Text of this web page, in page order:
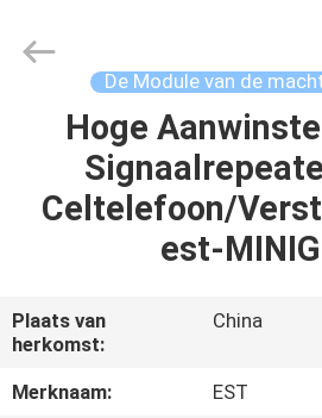
THUIS
PRODUCTEN
ONGEVEER
ONS
ELECTRONICS(HK)
CO.,LTD.
De Module van de
Hoge
Celtelefoon/
est-
Plaats van
herkomst:
China
Merknaam:
EST